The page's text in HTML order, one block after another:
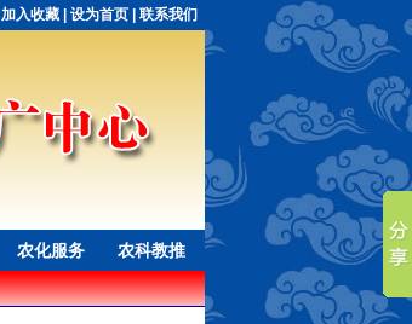
加入收藏 设为首页 联系我们
农化服务 农科教推